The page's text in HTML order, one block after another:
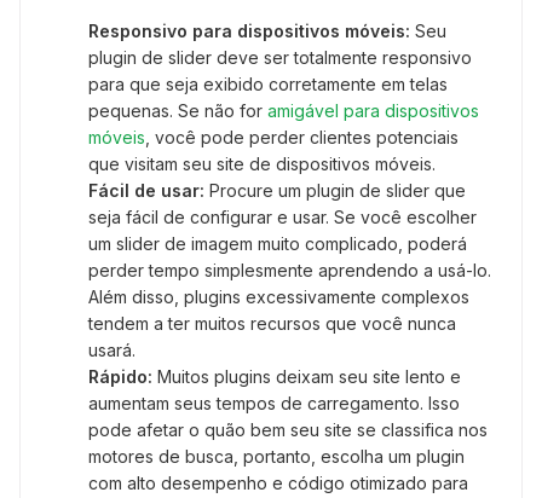
Responsivo para dispositivos móveis: Seu
plugin de slider deve ser totalmente responsivo
para que seja exibido corretamente em telas
pequenas. Se não for amigável para dispositivos
móveis , você pode perder clientes potenciais
que visitam seu site de dispositivos móveis.
Fácil de usar: Procure um plugin de slider que
seja fácil de configurar e usar. Se você escolher
um slider de imagem muito complicado, poderá
perder tempo simplesmente aprendendo a usá-lo.
Além disso, plugins excessivamente complexos
tendem a ter muitos recursos que você nunca
usará.
Rápido: Muitos plugins deixam seu site lento e
aumentam seus tempos de carregamento. Isso
pode afetar o quão bem seu site se classifica nos
motores de busca, portanto, escolha um plugin
com alto desempenho e código otimizado para